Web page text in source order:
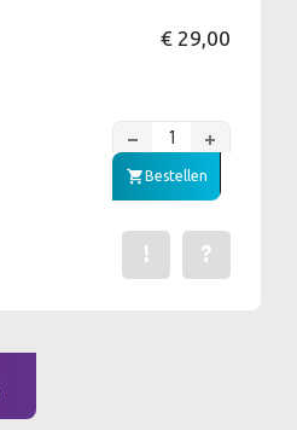
€ 29,00
Bestellen
Stel een
?
Een fout gevonden?
!